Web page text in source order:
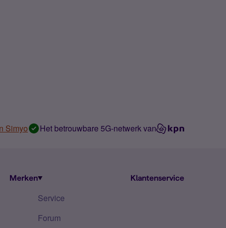
Simyo Het betrouwbare 5G-netwerk van
Merken Klantenservice
Service
Forum